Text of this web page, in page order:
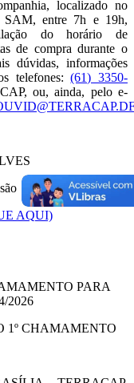
localizado no
entre 7h e 19h,
do horário de
de compra durante o
dúvidas, informações
telefones:(61) 3350-
ou, ainda, pelo e-
AQUI)
PARA
2026
1º CHAMAMENTO